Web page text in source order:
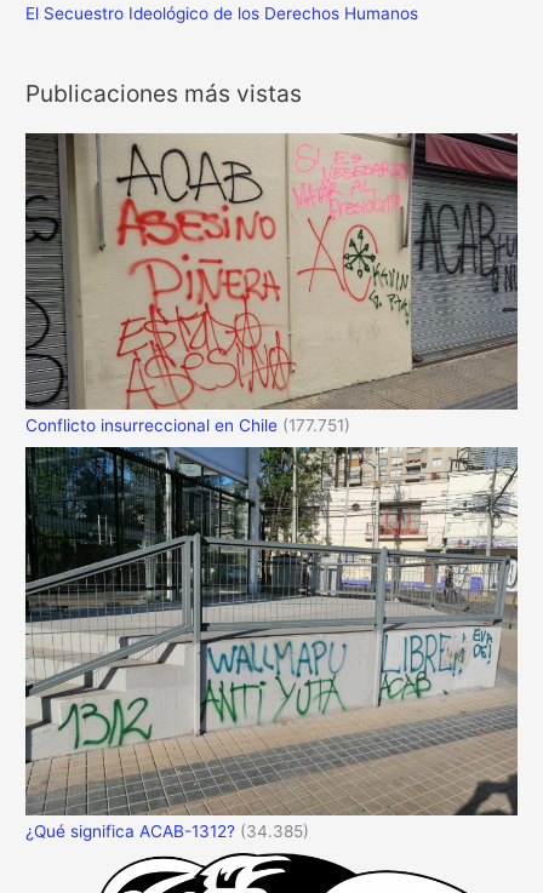
El Secuestro Ideológico de los Derechos Humanos
Publicaciones más vistas
Conflicto insurreccional en Chile (177.751)
¿Qué significa ACAB-1312? (34.385)